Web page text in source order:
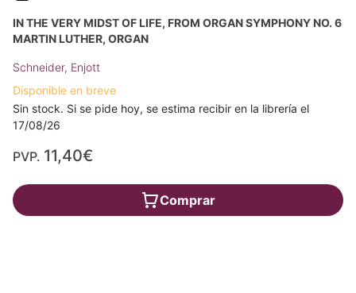
IN THE VERY MIDST OF LIFE, FROM ORGAN SYMPHONY NO. 6
MARTIN LUTHER, ORGAN
Schneider, Enjott
Disponible en breve
Sin stock. Si se pide hoy, se estima recibir en la librería el
17/08/26
PVP. 11,40€
Comprar